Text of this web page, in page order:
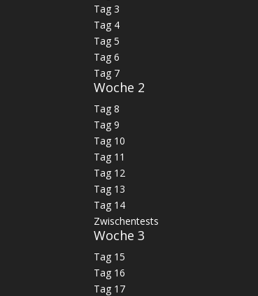
Tag 3
Tag 4
Tag 5
Tag 6
Tag 7
Woche 2
Tag 8
Tag 9
Tag 10
Tag 11
Tag 12
Tag 13
Tag 14
Zwischentests
Woche 3
Tag 15
Tag 16
Tag 17